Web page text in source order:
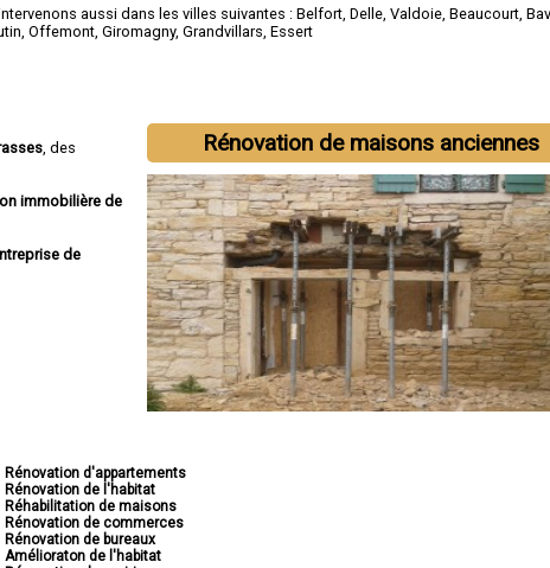
aussi dans les villes suivantes :Belfort ,Delle ,Valdoie ,Beaucourt ,
,Offemont ,Giromagny,Grandvillars ,Essert
Rénovation de maisons anciennes
, des
immobilière de
de
Rénovation d'appartements
Rénovation de l'habitat
Réhabilitation de maisons
Rénovation de commerces
Rénovation de bureaux
Amélioraton de l'habitat